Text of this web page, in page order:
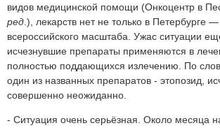
видов медицинской помощи (Онкоцентр в
ред .), лекарств нет не только в Петербурге
всероссийского масштаба. Ужас ситуации
исчезнувшие препараты применяются в
полностью поддающихся излечению. По
один из названных препаратов - этопозид,
совершенно неожиданно.
- Ситуация очень серьёзная. Около месяца